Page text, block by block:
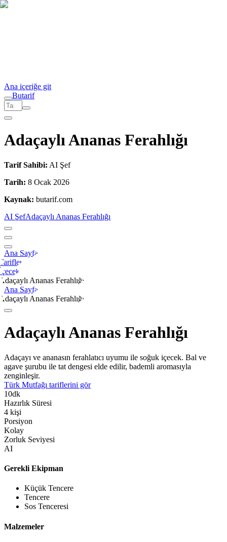
Ana içeriğe git
Butarif
Adaçaylı Ananas Ferahlığı
Tarif Sahibi: AI Şef
Tarih: 8 Ocak 2026
Kaynak: butarif.com
AI ŞefAdaçaylı Ananas Ferahlığı
Ana Sayfa
Ananas Ferahlığı
Ana Sayfa
Ananas Ferahlığı
Adaçaylı Ananas Ferahlığı
Adaçayı ve ananasın ferahlatıcı uyumu ile soğuk içecek. Bal ve
agave şurubu ile tat dengesi elde edilir, bademli aromasıyla
zenginleşir.
Türk Mutfağı tariflerini gör
10dk
Hazırlık Süresi
4 kişi
Porsiyon
Kolay
Zorluk Seviyesi
AI
Gerekli Ekipman
Küçük Tencere
Tencere
Sos Tenceresi
Malzemeler